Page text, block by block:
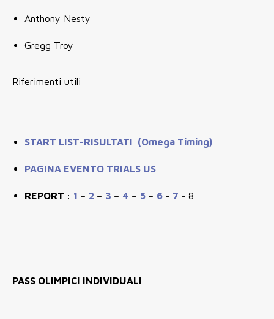
Anthony Nesty
Gregg Troy
Riferimenti utili
START LIST-RISULTATI (Omega Timing)
PAGINA EVENTO TRIALS US
REPORT : 1 – 2 – 3 – 4 – 5 – 6 - 7 - 8
PASS OLIMPICI INDIVIDUALI